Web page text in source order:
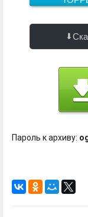
Пароль к архиву: